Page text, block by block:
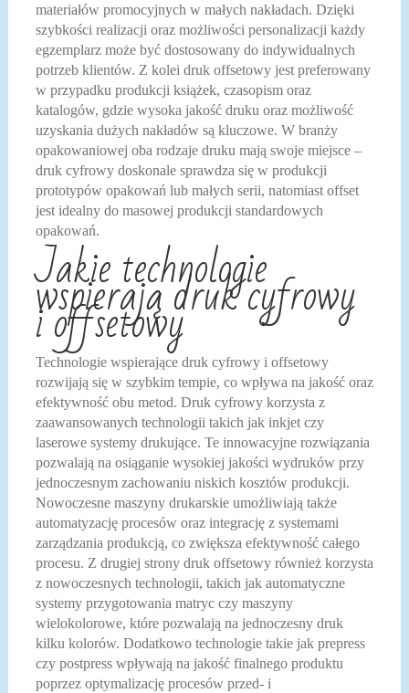
materiałów promocyjnych w małych nakładach. Dzięki
szybkości realizacji oraz możliwości personalizacji każdy
egzemplarz może być dostosowany do indywidualnych
potrzeb klientów. Z kolei druk offsetowy jest preferowany
w przypadku produkcji książek, czasopism oraz
katalogów, gdzie wysoka jakość druku oraz możliwość
uzyskania dużych nakładów są kluczowe. W branży
opakowaniowej oba rodzaje druku mają swoje miejsce –
druk cyfrowy doskonale sprawdza się w produkcji
prototypów opakowań lub małych serii, natomiast offset
jest idealny do masowej produkcji standardowych
opakowań.
Jakie technologie
wspierają druk cyfrowy
i offsetowy
Technologie wspierające druk cyfrowy i offsetowy
rozwijają się w szybkim tempie, co wpływa na jakość oraz
efektywność obu metod. Druk cyfrowy korzysta z
zaawansowanych technologii takich jak inkjet czy
laserowe systemy drukujące. Te innowacyjne rozwiązania
pozwalają na osiąganie wysokiej jakości wydruków przy
jednoczesnym zachowaniu niskich kosztów produkcji.
Nowoczesne maszyny drukarskie umożliwiają także
automatyzację procesów oraz integrację z systemami
zarządzania produkcją, co zwiększa efektywność całego
procesu. Z drugiej strony druk offsetowy również korzysta
z nowoczesnych technologii, takich jak automatyczne
systemy przygotowania matryc czy maszyny
wielokolorowe, które pozwalają na jednoczesny druk
kilku kolorów. Dodatkowo technologie takie jak prepress
czy postpress wpływają na jakość finalnego produktu
poprzez optymalizację procesów przed- i